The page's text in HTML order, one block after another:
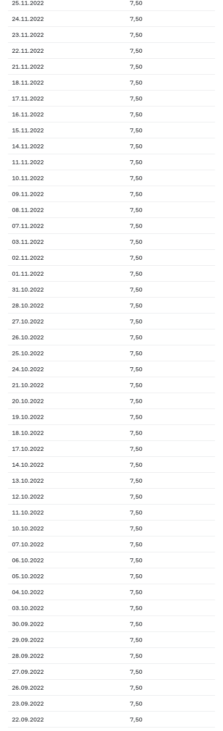
25.11.2022 7,50
24.11.2022 7,50
23.11.2022 7,50
22.11.2022 7,50
21.11.2022 7,50
18.11.2022 7,50
17.11.2022 7,50
16.11.2022 7,50
15.11.2022 7,50
14.11.2022 7,50
11.11.2022 7,50
10.11.2022 7,50
09.11.2022 7,50
08.11.2022 7,50
07.11.2022 7,50
03.11.2022 7,50
02.11.2022 7,50
01.11.2022 7,50
31.10.2022 7,50
28.10.2022 7,50
27.10.2022 7,50
26.10.2022 7,50
25.10.2022 7,50
24.10.2022 7,50
21.10.2022 7,50
20.10.2022 7,50
19.10.2022 7,50
18.10.2022 7,50
17.10.2022 7,50
14.10.2022 7,50
13.10.2022 7,50
12.10.2022 7,50
11.10.2022 7,50
10.10.2022 7,50
07.10.2022 7,50
06.10.2022 7,50
05.10.2022 7,50
04.10.2022 7,50
03.10.2022 7,50
30.09.2022 7,50
29.09.2022 7,50
28.09.2022 7,50
27.09.2022 7,50
26.09.2022 7,50
23.09.2022 7,50
22.09.2022 7,50